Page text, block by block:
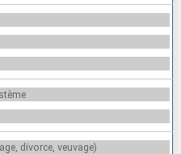
divorce, veuvage)